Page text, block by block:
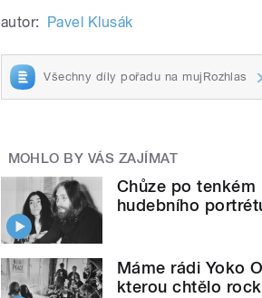
autor: Pavel Klusák
Všechny díly pořadu na mujRozhlas
MOHLO BY VÁS ZAJÍMAT
Chůze po
hudebního
Máme rádi Yoko
kterou chtělo